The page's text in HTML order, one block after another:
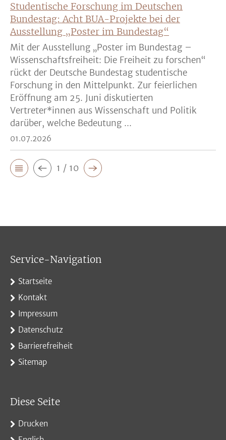
Studentische Forschung im Deutschen
Bundestag: Acht BUA-Projekte bei der
Ausstellung „Poster im Bundestag“
Mit der Ausstellung „Poster im Bundestag –
Wissenschaftsfreiheit: Die Freiheit zu forschen“
rückt der Deutsche Bundestag studentische
Forschung in den Mittelpunkt. Zur feierlichen
Eröffnung am 25. Juni diskutierten
Vertreter*innen aus Wissenschaft und Politik
darüber, welche Bedeutung ...
01.07.2026
1 / 10
Service-Navigation
Startseite
Kontakt
Impressum
Datenschutz
Barrierefreiheit
Sitemap
Diese Seite
Drucken